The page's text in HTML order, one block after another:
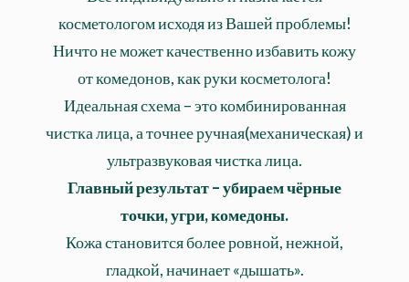
косметологом исходя из Вашей проблемы!
Ничто не может качественно избавить кожу
от комедонов, как руки косметолога!
Идеальная схема – это комбинированная
чистка лица, а точнее ручная(механическая) и
ультразвуковая чистка лица.
Главный результат – убираем чёрные
точки, угри, комедоны.
Кожа становится более ровной, нежной,
гладкой, начинает «дышать».